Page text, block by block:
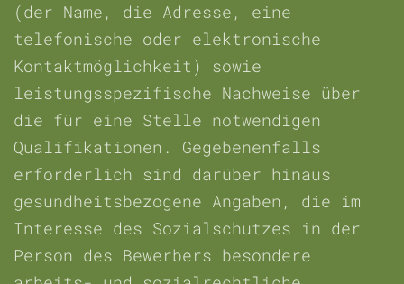
(der Name, die Adresse, eine
telefonische oder elektronische
Kontaktmöglichkeit) sowie
leistungsspezifische Nachweise über
die für eine Stelle notwendigen
Qualifikationen. Gegebenenfalls
erforderlich sind darüber hinaus
gesundheitsbezogene Angaben, die im
Interesse des Sozialschutzes in der
Person des Bewerbers besondere